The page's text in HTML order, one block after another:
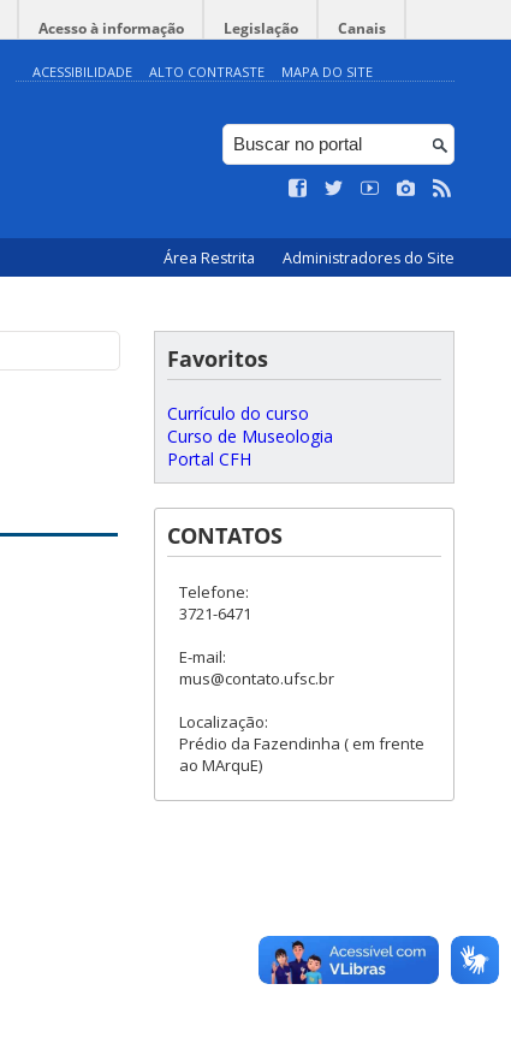
Acesso à informação Legislação Canais
ACESSIBILIDADE ALTO CONTRASTE MAPA DO SITE
Área Restrita Administradores do Site
Favoritos
Currículo do curso
Curso de Museologia
Portal CFH
CONTATOS
Telefone:
3721-6471
E-mail:
mus@contato.ufsc.br
Localização:
Prédio da Fazendinha ( em frente
ao MArquE)